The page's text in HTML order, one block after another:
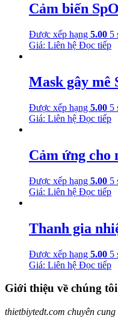
Cảm biến
Được xếp hạng 5.00 5
Giá: Liên hệ Đọc tiếp
Mask gây mê
Được xếp hạng 5.00 5
Giá: Liên hệ Đọc tiếp
Cảm ứng
Được xếp hạng 5.00 5
Giá: Liên hệ Đọc tiếp
Thanh gia
Được xếp hạng 5.00 5
Giá: Liên hệ Đọc tiếp
Giới thiệu về chúng tôi
thietbiytedt.com chuyên